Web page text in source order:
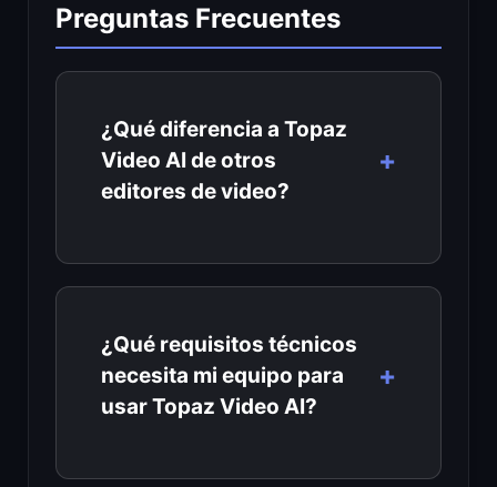
Preguntas Frecuentes
¿Qué diferencia a Topaz
Video AI de otros
editores de video?
¿Qué requisitos técnicos
necesita mi equipo para
usar Topaz Video AI?